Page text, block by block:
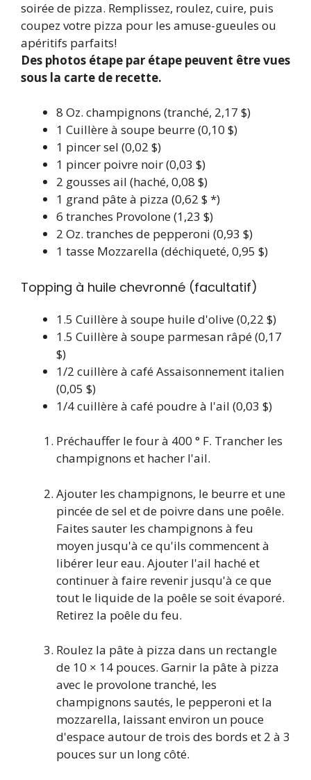
soirée de pizza. Remplissez, roulez, cuire, puis
coupez votre pizza pour les amuse-gueules ou
apéritifs parfaits!
Des photos étape par étape peuvent être vues
sous la carte de recette.
8 Oz. champignons (tranché, 2,17 $)
1 Cuillère à soupe beurre(0,10 $)
1 pincersel (0,02 $)
1 pincer poivre noir(0,03 $)
2 gousses ail (haché, 0,08 $)
1 grand pâte à pizza (0,62 $ *)
6 tranches Provolone(1,23 $)
2 Oz. tranches de pepperoni (0,93 $)
1 tasse Mozzarella (déchiqueté, 0,95 $)
Topping à huile chevronné (facultatif)
1.5 Cuillère à soupe huile d'olive(0,22 $)
1.5 Cuillère à soupe parmesan râpé(0,17
$)
1/2 cuillère à caféAssaisonnement italien
(0,05 $)
1/4cuillère à café poudre à l'ail (0,03 $)
Préchauffer le four à 400 ° F. Trancher les
champignons et hacher l'ail.
Ajouter les champignons, le beurre et une
pincée de sel et de poivre dans une poêle.
Faites sauter les champignons à feu
moyen jusqu'à ce qu'ils commencent à
libérer leur eau. Ajouter l'ail haché et
continuer à faire revenir jusqu'à ce que
tout le liquide de la poêle se soit évaporé.
Retirez la poêle du feu.
Roulez la pâte à pizza dans un rectangle
de 10 × 14 pouces. Garnir la pâte à pizza
avec le provolone tranché, les
champignons sautés, le pepperoni et la
mozzarella, laissant environ un pouce
d'espace autour de trois des bords et 2 à 3
pouces sur un long côté.